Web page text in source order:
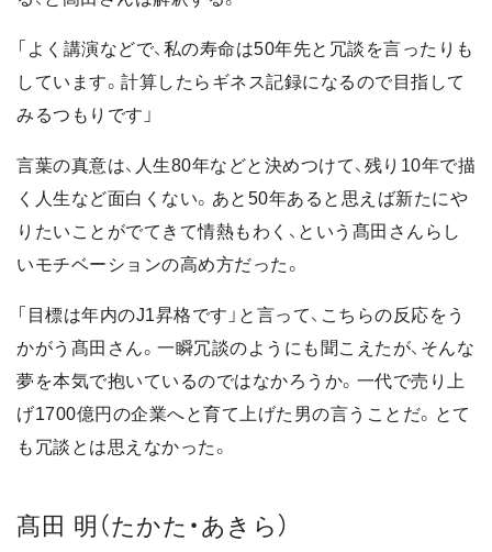
「よく講演などで、私の寿命は50年先と冗談を言ったりも
しています。計算したらギネス記録になるので目指して
みるつもりです」
言葉の真意は、人生80年などと決めつけて、残り10年で描
く人生など面白くない。あと50年あると思えば新たにや
りたいことがでてきて情熱もわく、という髙田さんらし
いモチベーションの高め方だった。
「目標は年内のJ1昇格です」と言って、こちらの反応をう
かがう髙田さん。一瞬冗談のようにも聞こえたが、そんな
夢を本気で抱いているのではなかろうか。一代で売り上
げ1700億円の企業へと育て上げた男の言うことだ。とて
も冗談とは思えなかった。
髙田 明（たかた・あきら）